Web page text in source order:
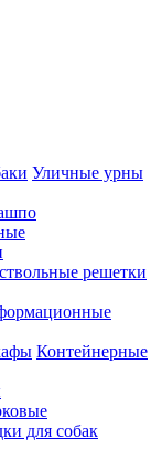
Уличные урны
решетки
Контейнерные
для собак